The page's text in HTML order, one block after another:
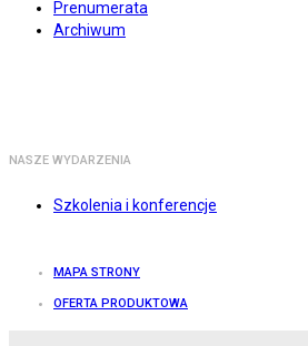
Prenumerata
Archiwum
NASZE WYDARZENIA
Szkolenia i konferencje
MAPA STRONY
OFERTA PRODUKTOWA